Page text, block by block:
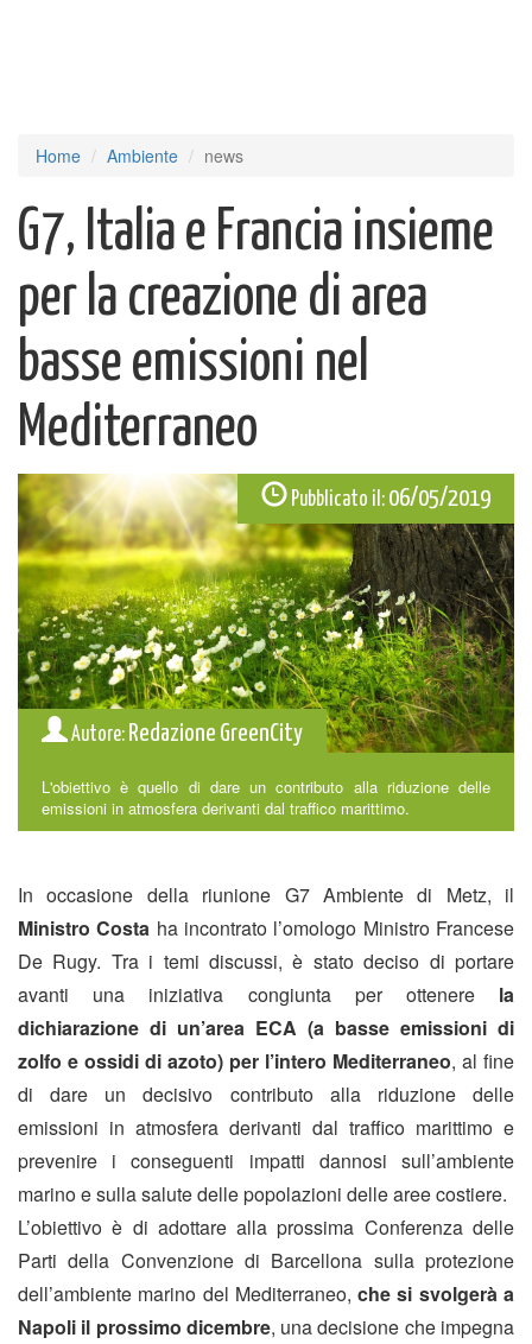
Home Ambiente news
G7, Italia e Francia insieme
per la creazione di area
basse emissioni nel
Mediterraneo
Pubblicato il: 06/05/2019
Autore: Redazione GreenCity
L'obiettivo è quello di dare un contributo alla riduzione delle
emissioni in atmosfera derivanti dal traffico marittimo.
In occasione della riunione G7 Ambiente di Metz, il
Ministro Costa ha incontrato l’omologo Ministro Francese
De Rugy. Tra i temi discussi, è stato deciso di portare
avanti una iniziativa congiunta per ottenere la
dichiarazione di un’area ECA (a basse emissioni di
zolfo e ossidi di azoto) per l’intero Mediterraneo, al fine
di dare un decisivo contributo alla riduzione delle
emissioni in atmosfera derivanti dal traffico marittimo e
prevenire i conseguenti impatti dannosi sull’ambiente
marino e sulla salute delle popolazioni delle aree costiere.
L’obiettivo è di adottare alla prossima Conferenza delle
Parti della Convenzione di Barcellona sulla protezione
dell’ambiente marino del Mediterraneo,che si svolgerà a
Napoli il prossimo dicembre, una decisione che impegna